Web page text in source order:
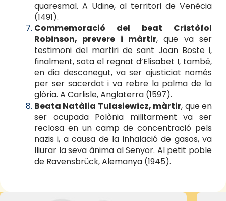
quaresmal. A Udine, al territori de Venècia
(1491).
Commemoració del beat Cristòfol
Robinson, prevere i màrtir, que va ser
testimoni del martiri de sant Joan Boste i,
finalment, sota el regnat d’Elisabet I, també,
en dia desconegut, va ser ajusticiat només
per ser sacerdot i va rebre la palma de la
glòria. A Carlisle, Anglaterra (1597).
Beata Natàlia Tulasiewicz, màrtir, que en
ser ocupada Polònia militarment va ser
reclosa en un camp de concentració pels
nazis i, a causa de la inhalació de gasos, va
lliurar la seva ànima al Senyor. Al petit poble
de Ravensbrück, Alemanya (1945).